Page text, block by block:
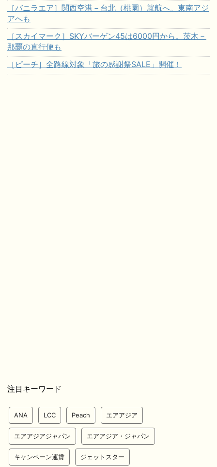
［バニラエア］関西空港－台北（桃園）就航へ。東南アジ
アへも
［スカイマーク］SKYバーゲン45は6000円から。茨木－
那覇の直行便も
［ピーチ］全路線対象「旅の感謝祭SALE」開催！
注目キーワード
ANA LCC Peach エアアジア
エアアジアジャパン エアアジア・ジャパン
キャンペーン運賃 ジェットスター